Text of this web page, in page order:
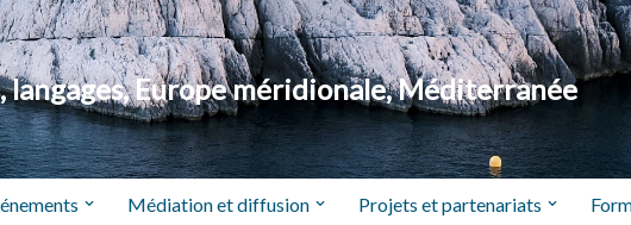
langages, Europe méridionale, Méditerranée
Médiation et diffusion Projets et partenariats